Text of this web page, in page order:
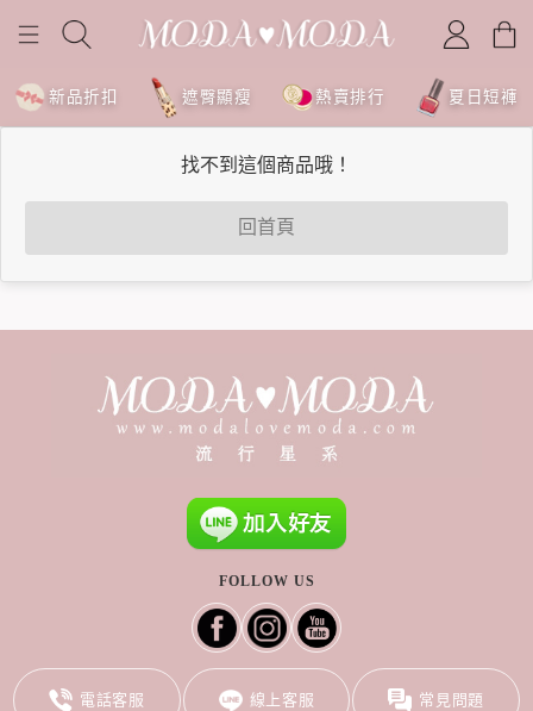
新品折扣 遮臀顯瘦 熱賣排行 夏日短褲
找不到這個商品哦！
回首頁
FOLLOW US
電話客服 線上客服 常見問題